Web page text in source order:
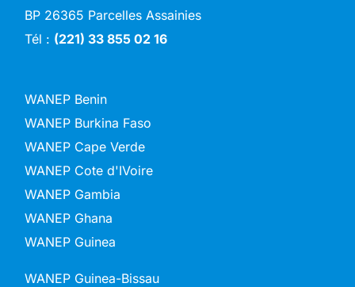
BP 26365 Parcelles Assainies
Tél : (221) 33 855 02 16
WANEP Benin
WANEP Burkina Faso
WANEP Cape Verde
WANEP Cote d'IVoire
WANEP Gambia
WANEP Ghana
WANEP Guinea
WANEP Guinea-Bissau
PROJETS
PUBLICATIONS
MEDIATHEQUE